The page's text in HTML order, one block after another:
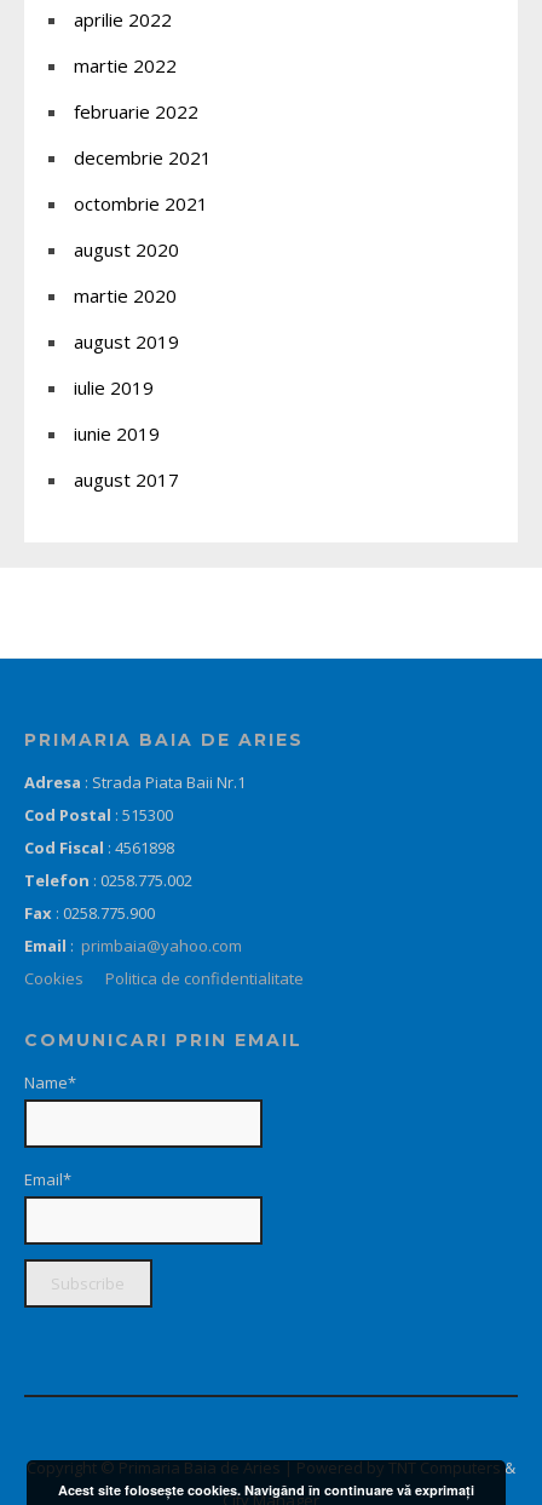
aprilie 2022
martie 2022
februarie 2022
decembrie 2021
octombrie 2021
august 2020
martie 2020
august 2019
iulie 2019
iunie 2019
august 2017
PRIMARIA BAIA DE ARIES
Adresa : Strada Piata Baii Nr.1
Cod Postal : 515300
Cod Fiscal : 4561898
Telefon : 0258.775.002
Fax : 0258.775.900
Email : primbaia@yahoo.com
Cookies
Politica de confidentialitate
COMUNICARI PRIN EMAIL
Name*
Email*
Copyright © Primaria Baia de Aries | Powered by TNT Computers &
Acest site foloseşte cookies. Navigând în continuare vă exprimaţi